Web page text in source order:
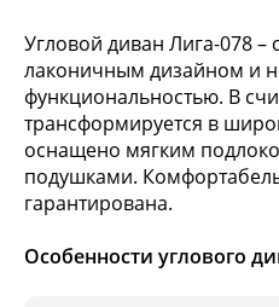
Угловой диван Лига-078
лаконичным дизайном и
функциональностью. В
трансформируется в
оснащено мягким
подушками.
гарантирована.
Особенности углового